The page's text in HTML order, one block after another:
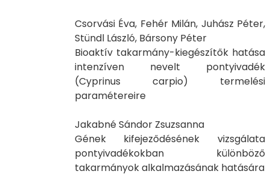
Csorvási Éva, Fehér Milán, Juhász Péter,
Stündl László, Bársony Péter
Bioaktív takarmány-kiegészítők hatása
intenzíven nevelt pontyivadék
(Cyprinus carpio) termelési
paramétereire
Jakabné Sándor Zsuzsanna
Gének kifejeződésének vizsgálata
pontyivadékokban különböző
takarmányok alkalmazásának hatására